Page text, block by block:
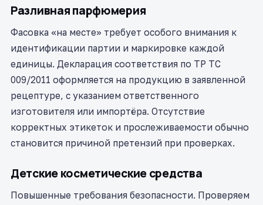
Разливная парфюмерия
Фасовка «на месте» требует особого внимания к
идентификации партии и маркировке каждой
единицы. Декларация соответствия по ТР ТС
009/2011 оформляется на продукцию в заявленной
рецептуре, с указанием ответственного
изготовителя или импортёра. Отсутствие
корректных этикеток и прослеживаемости обычно
становится причиной претензий при проверках.
Детские косметические средства
Повышенные требования безопасности. Проверяем